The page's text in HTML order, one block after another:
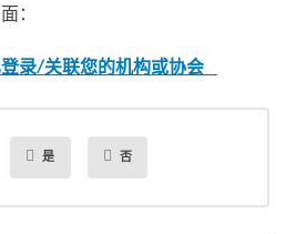
：
录/关联您的机构或协会
是 否